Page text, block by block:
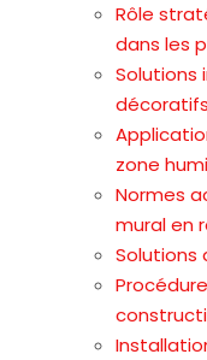
Rôle
dans les
Solutions
décoratifs
zone
Normes
mural en
Solutions